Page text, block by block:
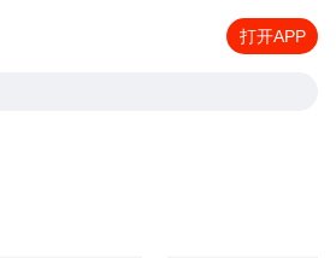
打开APP